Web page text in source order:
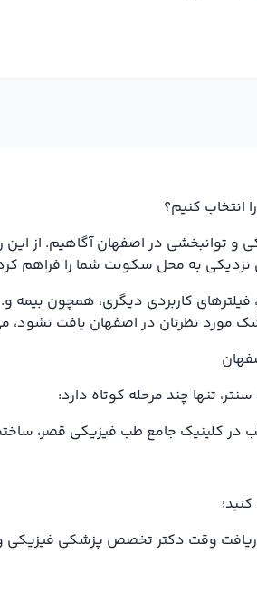
انتخاب کنیم؟
و توانبخشی در اصفهان آگاهیم. از
نزدیکی به محل سکونت شما را فراهم
فیلترهای کاربردی دیگری، همچون بیمه
مورد نظرتان در اصفهان یافت نشود،
تنها چند مرحله کوتاه دارد:
کلینیک جامع طب فیزیکی قصر،
و دریافت وقت دکتر تخصص پزشکی